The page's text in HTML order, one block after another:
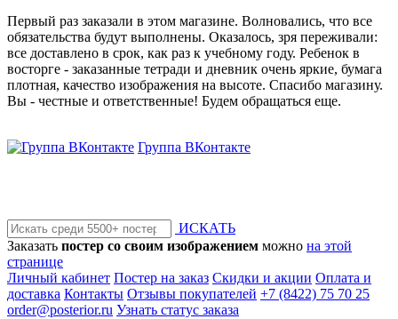
Первый раз заказали в этом магазине. Волновались, что все
обязательства будут выполнены. Оказалось, зря переживали:
все доставлено в срок, как раз к учебному году. Ребенок в
восторге - заказанные тетради и дневник очень яркие, бумага
плотная, качество изображения на высоте. Спасибо магазину.
Вы - честные и ответственные! Будем обращаться еще.
Группа ВКонтакте
ИСКАТЬ
Заказать постер со своим изображением можно на этой
странице
Личный кабинет Постер на заказ Скидки и акции Оплата и
доставка Контакты Отзывы покупателей +7 (8422) 75 70 25
order@posterior.ru Узнать статус заказа